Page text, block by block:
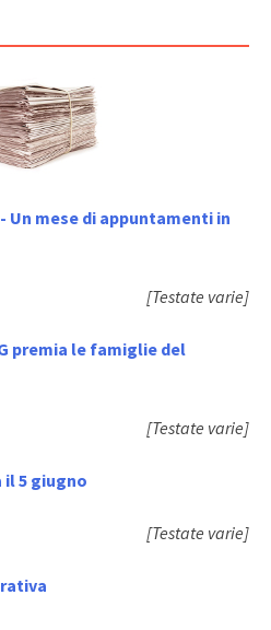
Un mese di appuntamenti in
[Testate varie]
premia le famiglie del
[Testate varie]
il 5 giugno
[Testate varie]